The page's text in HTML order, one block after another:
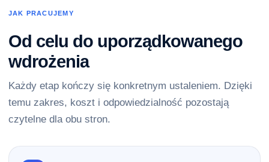
JAK PRACUJEMY
Od celu do uporządkowanego
wdrożenia
Każdy etap kończy się konkretnym ustaleniem. Dzięki
temu zakres, koszt i odpowiedzialność pozostają
czytelne dla obu stron.